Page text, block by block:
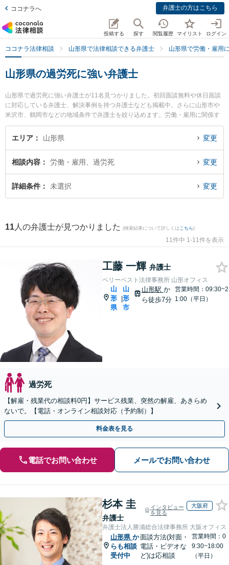
ココナラへ 弁護士の方はこちら
投稿する 探す 閲覧履歴 マイリスト ログイン
ココナラ法律相談 山形県で法律相談できる弁護士 山形県で労働・雇用
山形県の過労死に強い弁護士
山形県で過労死に強い弁護士が11名見つかりました。初回面談無料や休日面談
に対応している弁護士、解決事例を持つ弁護士なども掲載中。さらに山形市や
米沢市、鶴岡市などの地域条件で弁護士を絞り込めます。労働・雇用に関係す
る不当解雇や退職勧奨、内定取消等の細かな分野での絞り込み検索もでき便利
です。特にベリーベスト法律事務所 山形オフィスの工藤 一輝弁護士や菊川明法
に発生した過労死のトラブルを今すぐに弁護士に相談したい』『過労死のトラ
ブル解決の実績豊富な近くの弁護士を検索したい』『初回相談無料で過労死を
法律相談できる山形県内の弁護士に相談予約したい』などでお困りの相談者さ
エリア 山形県 変更
相談内容 労働・雇用、過労死 変更
詳細条件 未選択 変更
11 人の弁護士が見つかりました (検索結果について詳しくは こちら)
11件中 1-11件を表示
工藤 一輝 弁護士
ベリーベスト法律事務所 山形オフィス
山
形
県
|
山
形
市
山形駅 か
ら徒歩7分
営業時間：09:30~2
1:00（平日）
過労死
【解雇・残業代の相談料0円】サービス残業、突然の解雇、あきらめ
ないで。【電話・オンライン相談対応（予約制）】
料金表を見る
電話でお問い合わせ メールでお問い合わせ
杉本 圭
弁護士
インタビュー
を見る
大阪府
弁護士法人勝浦総合法律事務所 大阪オフィス
山形県 か
らも相談
受付中
面談方法(対面・
電話・ビデオな
ど)は応相談
営業時間：0
9:30~18:00
（平日）